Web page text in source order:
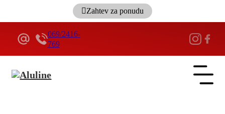
Zahtev za ponudu
069/2416-
769